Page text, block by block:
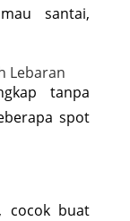
santai,
Lebaran
tanpa
spot
cocok buat